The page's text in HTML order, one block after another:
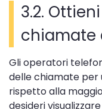
3.2.
chiamate
Gli operatori
delle chiamate per
rispetto alla
desideri